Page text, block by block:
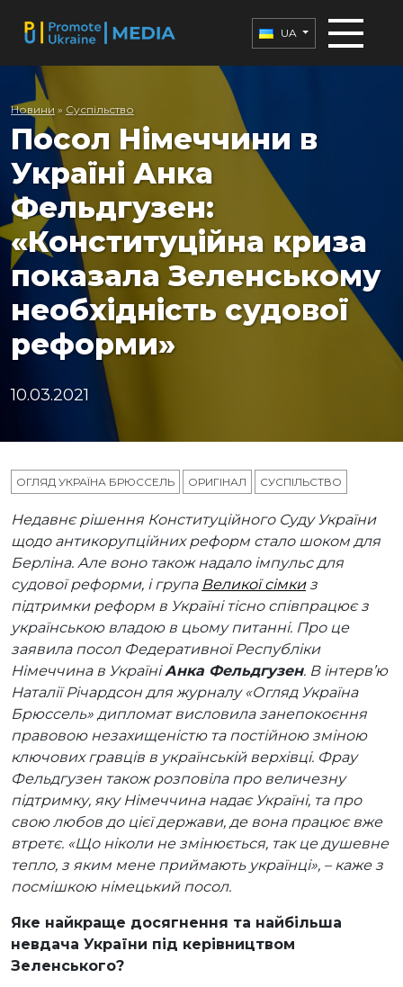
UA
Новини » Суспільство
Посол Німеччини в
Україні Анка
Фельдгузен:
«Конституційна криза
показала Зеленському
необхідність судової
реформи»
10.03.2021
ОГЛЯД УКРАЇНА БРЮССЕЛЬ ОРИГІНАЛ СУСПІЛЬСТВО
Недавнє рішення Конституційного СудуУкраїни
щодо антикорупційних реформ стало шоком для
Берліна. Але воно також надало імпульс для
судової реформи, і група Великої сімкиз
підтримки реформ в Україні тісно співпрацює з
українською владою в цьому питанні. Про це
заявила посол Федеративної Республіки
Німеччина в УкраїніАнка Фельдгузен. В інтерв’ю
Наталії Річардсон для журналу «Огляд Україна
Брюссель» дипломат висловила занепокоєння
правовою незахищеністю та постійною зміною
ключових гравців в українській верхівці. Фрау
Фельдгузен також розповіла про величезну
підтримку, яку Німеччина надає Україні, та про
свою любов до цієїдержави, де вона працює вже
втретє. «Що ніколи не змінюється, так це душевне
тепло, з яким мене приймають українці», – каже з
посмішкою німецький посол.
Яке найкраще досягнення та найбільша
невдача України під керівництвом
Зеленського?